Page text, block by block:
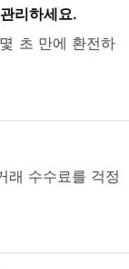
리하세요.
초 만에 환전하
래 수수료를 걱정